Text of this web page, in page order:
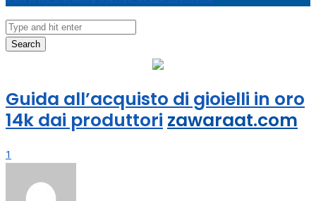
Search
Guida all’acquisto di gioielli in oro
14k dai produttori zawaraat.com
1